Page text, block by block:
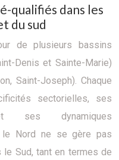
qualifiés dans les
du sud
de plusieurs bassins
Denis et Sainte-Marie)
Saint-Joseph). Chaque
sectorielles, ses
ses dynamiques
le Nord ne se gère pas
le Sud, tant en termes de